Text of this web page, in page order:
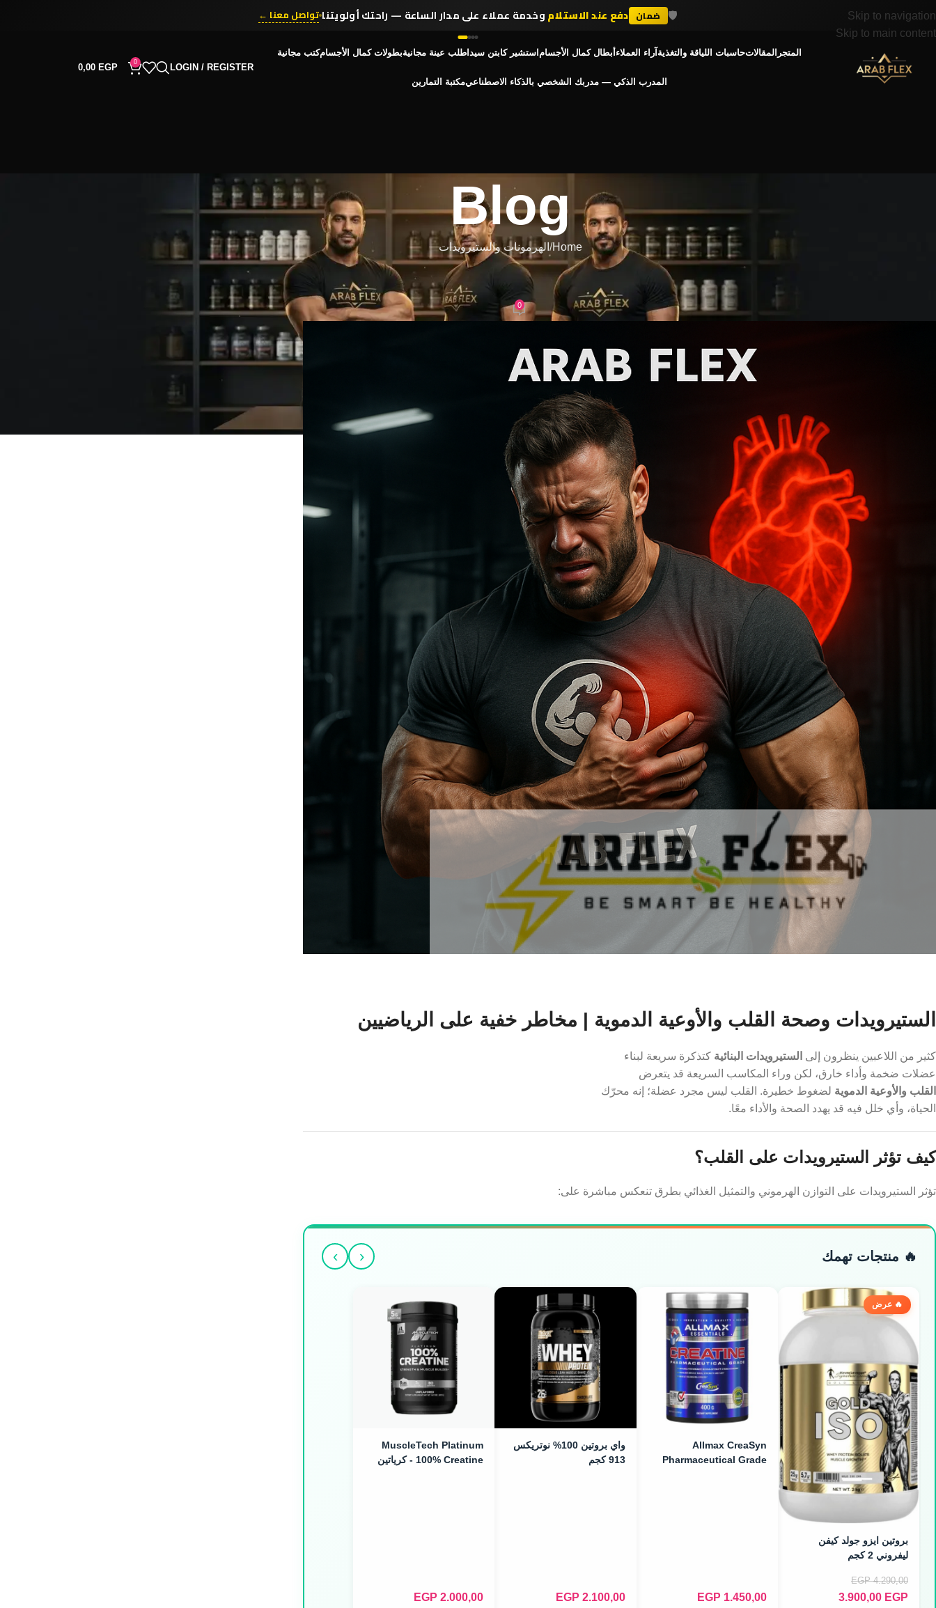
Skip to navigation
Skip to main content
المتجر المقالاتحاسبات اللياقة والتغذيةآراء العملاءأبطال كمال الأجساماستشير كابتن سيداطلب عينة مجانيةبطولات كمال الأجسامكتب مجانية
المدرب الذكي — مدربك الشخصي بالذكاء الاصطناعيمكتبة التمارين
LOGIN / REGISTER
0
0,00 EGP
Blog
Home الهرمونات والستيرويدات
الهرمونات والستيرويدات
الستيرويدات وصحة القلب والأوعية الدموية | مخاطر خفية على الرياضيين
Posted by
admin On أغسطس 26, 2025
0
الستيرويدات وصحة القلب والأوعية الدموية | مخاطر خفية على الرياضيين
كثير من اللاعبين ينظرون إلى الستيرويدات البنائية كتذكرة سريعة لبناء
عضلات ضخمة وأداء خارق، لكن وراء المكاسب السريعة قد يتعرض
القلب والأوعية الدموية لضغوط خطيرة. القلب ليس مجرد عضلة؛ إنه محرّك
الحياة، وأي خلل فيه قد يهدد الصحة والأداء معًا.
كيف تؤثر الستيرويدات على القلب؟
تؤثر الستيرويدات على التوازن الهرموني والتمثيل الغذائي بطرق تنعكس مباشرة على:
🔥 منتجات تهمك ‹
›
🔥 عرض
بروتين ايزو جولد كيفن
ليفروني 2 كجم
4.290,00
EGP
3.900,00 EGP
Allmax CreaSyn
Pharmaceutical Grade
1.450,00
EGP
واي بروتين 100% نوتريكس
913 كجم
2.100,00
EGP
MuscleTech Platinum
100% Creatine - كرياتين
2.000,00
EGP
RECENT COMMENTS
🛡️ ضمان دفع عند الاستلام وخدمة عملاء على مدار الساعة — راحتك أولويتنا تواصل معنا ←